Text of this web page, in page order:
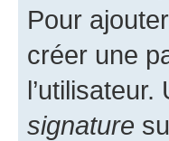
Pour
créer une
signature